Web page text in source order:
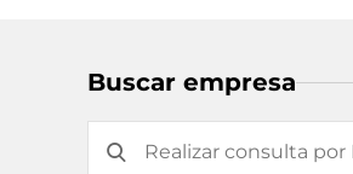
Buscar empresa